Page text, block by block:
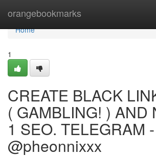
orangebookmarks
Home
Home
1
CREATE BLACK
( GAMBLING! ) AND
1 SEO. TELEGRAM -
@pheonnixxx